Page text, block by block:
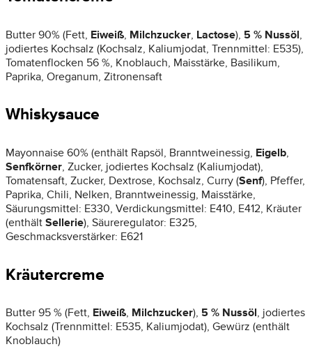
Butter 90% (Fett, Eiweiß, Milchzucker, Lactose), 5 % Nussöl,
jodiertes Kochsalz (Kochsalz, Kaliumjodat, Trennmittel: E535),
Tomatenflocken 56 %, Knoblauch, Maisstärke, Basilikum,
Paprika, Oreganum, Zitronensaft
Whiskysauce
Mayonnaise 60% (enthält Rapsöl, Branntweinessig, Eigelb,
Senfkörner, Zucker, jodiertes Kochsalz (Kaliumjodat),
Tomatensaft, Zucker, Dextrose, Kochsalz, Curry (Senf), Pfeffer,
Paprika, Chili, Nelken, Branntweinessig, Maisstärke,
Säurungsmittel: E330, Verdickungsmittel: E410, E412, Kräuter
(enthält Sellerie), Säureregulator: E325,
Geschmacksverstärker: E621
Kräutercreme
Butter 95 % (Fett, Eiweiß, Milchzucker), 5 % Nussöl, jodiertes
Kochsalz (Trennmittel: E535, Kaliumjodat), Gewürz (enthält
Knoblauch)